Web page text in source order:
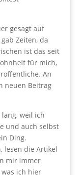
gesagt auf
Zeiten, da
ist das seit
für mich,
An
neuen Beitrag
weil ich
und auch selbst
Ding.
lesen die Artikel
mir immer
ich hier